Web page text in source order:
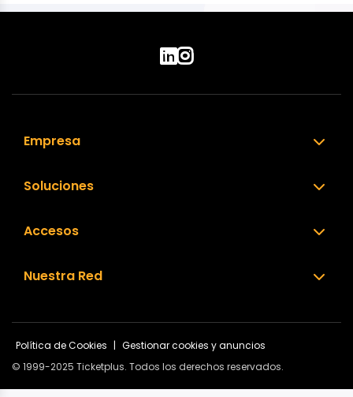
Empresa
Soluciones
Accesos
Nuestra Red
Política de Cookies | Gestionar cookies y anuncios
© 1999-2025 Ticketplus. Todos los derechos reservados.